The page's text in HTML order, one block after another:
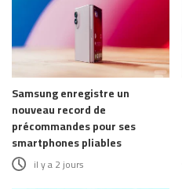
Samsung enregistre un
nouveau record de
précommandes pour ses
smartphones pliables
il y a 2 jours